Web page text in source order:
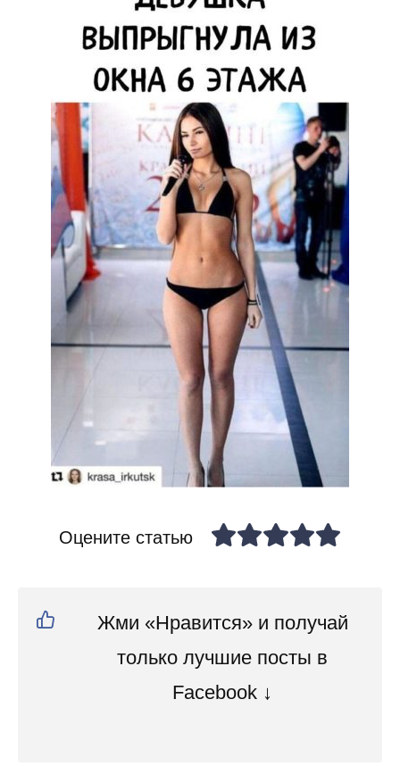
Оцените статью
Жми «Нравится» и получай
только лучшие посты в
Facebook ↓